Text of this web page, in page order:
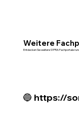
Weitere
Entdecken Sie weitere SYPRA Fachportale
🔵 https://